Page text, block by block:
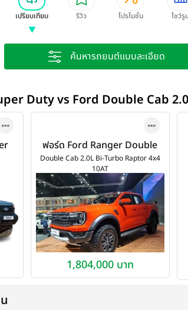
เปรียบเทียบ รีวิว โปรโมชั่น โชว์รู
ค้นหารถยนต์แบบละเอียด
Duty vs Ford Double Cab
ฟอร์ด Ford Ranger Double
Cab 2.0L Bi-Turbo Raptor
4x4 10AT ปี 2023
Double Cab 2.0L Bi-Turbo Raptor 4x4
10AT
1,804,000 บาท